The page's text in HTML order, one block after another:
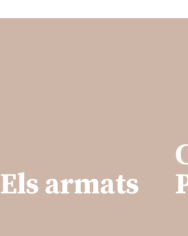
Els armats